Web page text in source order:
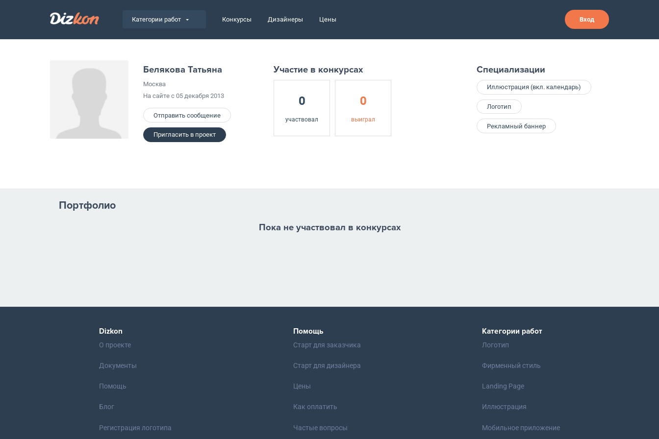
Категории работ Конкурсы Дизайнеры Цены Вход
Белякова Татьяна
Москва
На сайте с 05 декабря 2013
Отправить сообщение
Пригласить в проект
Участие в конкурсах
0
участвовал
0
выиграл
Специализации
Иллюстрация (вкл. календарь)
Логотип
Рекламный баннер
Портфолио
Пока не участвовал в конкурсах
Dizkon
О проекте
Документы
Помощь
Блог
Регистрация логотипа
Помощь
Старт для заказчика
Старт для дизайнера
Цены
Как оплатить
Частые вопросы
Категории работ
Логотип
Фирменный стиль
Landing Page
Иллюстрация
Мобильное приложение